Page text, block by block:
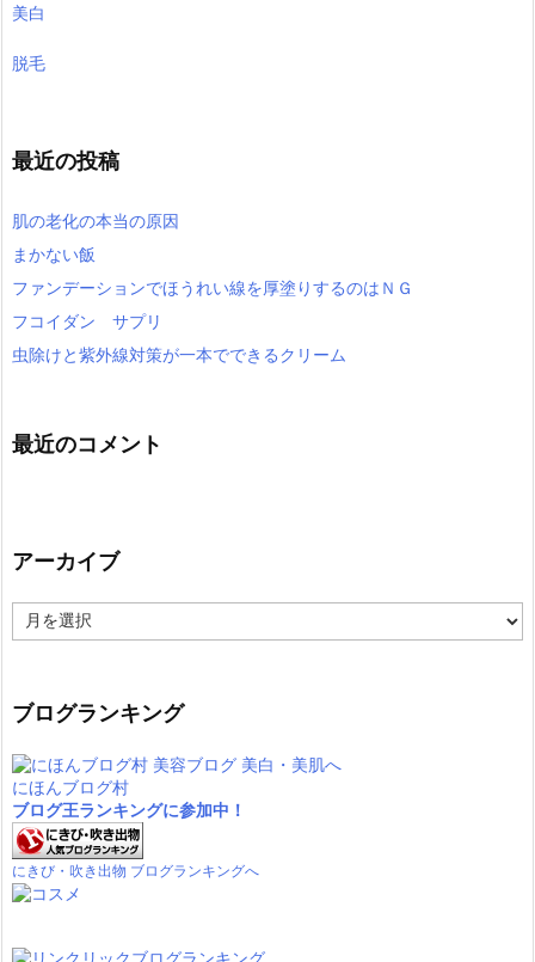
美白
脱毛
最近の投稿
肌の老化の本当の原因
まかない飯
ファンデーションでほうれい線を厚塗りするのはＮＧ
フコイダン サプリ
虫除けと紫外線対策が一本でできるクリーム
最近のコメント
アーカイブ
ー
ブ
ブログランキング
にほんブログ村
ブログ王ランキングに参加中！
にきび・吹き出物 ブログランキングへ